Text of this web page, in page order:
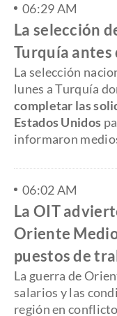
06:29 AM
La selección
Turquía
La selección
lunes a Turquía
completar las
Estados Unidos
informaron
06:02 AM
La OIT
Oriente
puestos de
La guerra de
salarios y las
región en